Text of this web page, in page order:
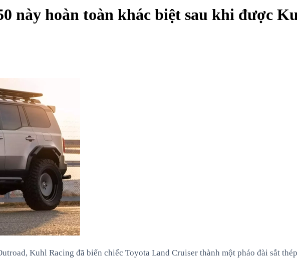
này hoàn toàn khác biệt sau khi được
Kuhl Racing đã biến chiếc Toyota Land Cruiser thành một pháo đài sắt